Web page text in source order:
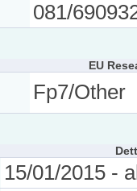
081/
EU
Fp7/Other
15/01/2015 -